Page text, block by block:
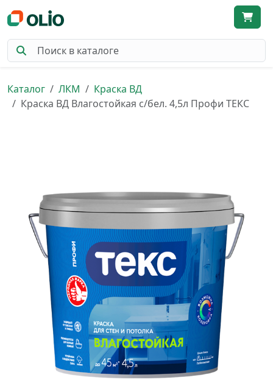
Каталог ЛКМ
Краска ВД
Краска ВД Влагостойкая с/бел. 4,5л Профи ТЕКС